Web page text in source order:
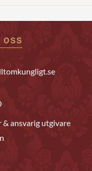
OSS
ansvarig utgivare